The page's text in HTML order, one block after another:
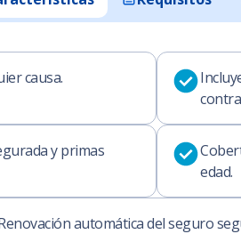
causa.
y primas
edad.
automática del seguro